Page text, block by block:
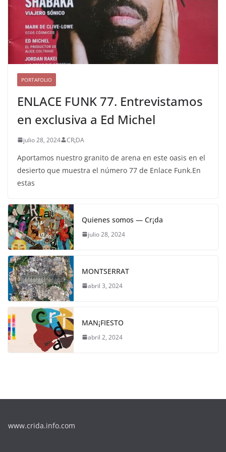
PORTAFOLIO
ENLACE FUNK 77. Entrevistamos
en exclusiva a Ed Michel
julio 28, 2024 CR¡DA
Aportamos nuestro granito de arena en este oasis en el
desierto que muestra el número 77 de Enlace Funk.En
estas
Quienes somos — Cr¡da
julio 28, 2024
MONTSERRAT
abril 3, 2024
MAN¡FIESTO
abril 2, 2024
www.crida.info.com